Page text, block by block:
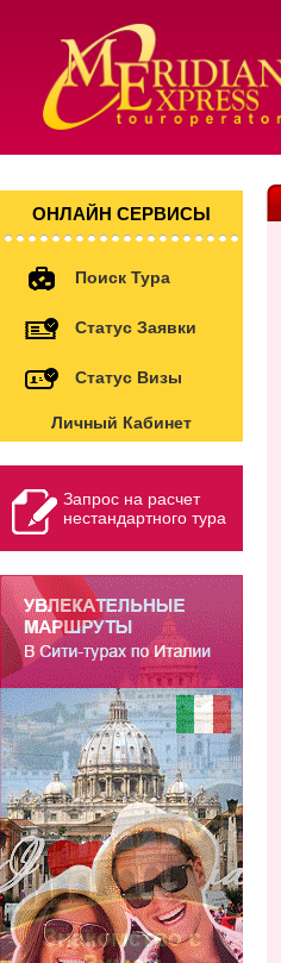
ОНЛАЙН СЕРВИСЫ
Поиск Тура
Статус Заявки
Статус Визы
Личный Кабинет
Запрос на расчет
нестандартного тура